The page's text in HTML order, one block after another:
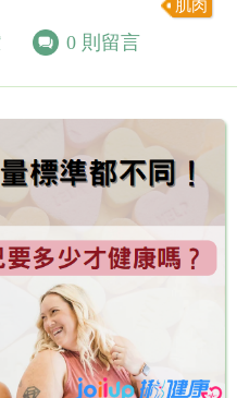
肌肉
0 則留言